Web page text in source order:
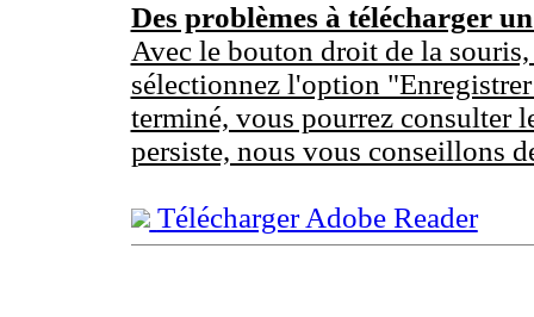
Des problèmes à télécharger
Avec le bouton droit de la
sélectionnez l'option
terminé, vous pourrez consulter
persiste, nous vous conseillons
Télécharger Adobe Reader